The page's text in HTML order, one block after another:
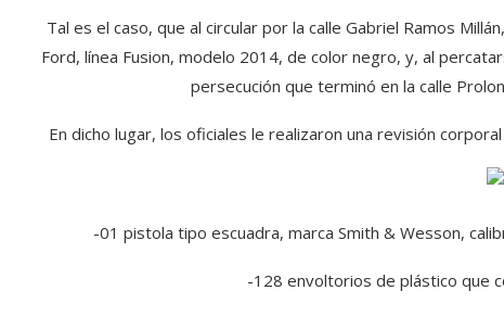
Tal es el caso, que al circular por la calle Gabriel Ramos
Ford, línea Fusion, modelo 2014, de color negro, y, al
persecución que terminó en la calle
En dicho lugar, los oficiales le realizaron una revisión
-01 pistola tipo escuadra, marca Smith & Wesson,
-128 envoltorios de plástico que